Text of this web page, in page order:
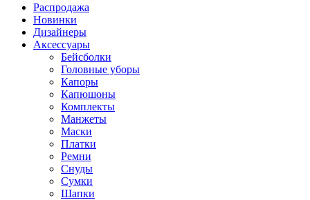
Распродажа
Новинки
Дизайнеры
Аксессуары
Бейсболки
Головные уборы
Капоры
Капюшоны
Комплекты
Манжеты
Маски
Платки
Ремни
Снуды
Сумки
Шапки